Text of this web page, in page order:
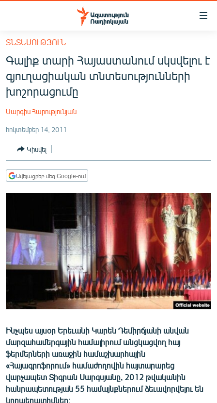
Մատչելիության
հիմնական
բովանդակությանը
հիմնական
մենյուին
ՀԱՅԱՍՏԱՆ
ՔԱՂԱՔԱԿԱՆ
ՏՆՏԵՍՈՒԹՅՈՒՆ
ՂԱՐԱԲԱՂ
ՄԻՋԱԶԳԱՅԻՆ
ՄՇԱԿՈՒՅԹ
ՍՊՈՐՏ
ՄԵԿՆԱԲԱՆՈՒԹՅՈՒՆ
ՏՏ ԵՒ ԻՆՏԵՐՆԵՏ
ԱՐԽԻՎ
ՏԵՍԱՆՅՈՒԹԵՐ
ԲԱՆԱՎԵՃ
ՁԳՏԵԼՈՎ ԼԱՎԱԳՈՒՅՆԻՆ
ՓՈԴՔԱՍԹ
ՏՆՏԵՍՈՒԹՅՈՒՆ
Գալիք տարի Հայաստանում սկսվելու է
գյուղացիական տնտեսությունների
խոշորացումը
Սարգիս Հարությունյան
հոկտեմբեր 14, 2011
Կիսվել
Ավելացրեք մեզ Google-ում
Ինչպես այսօր Երեւանի Կարեն Դեմիրճյանի անվան
մարզահամերգային համալիրում անցկացվող հայ
ֆերմերների առաջին համաշխարհային
«Հայագրոֆորում» համաժողովին հայտարարեց
վարչապետ Տիգրան Սարգսյանը, 2012 թվականին
հանրապետության 55 համայնքներում ձեւավորվելու են
կոոպերատիվներ։